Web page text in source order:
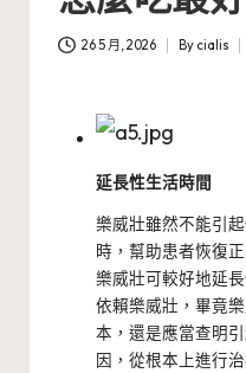
26 5 月, 2026
Posted
By cialis
延長性生活時間
樂威壯雖然不能引
時，幫助患者恢復
樂威壯可較好地延
依賴樂威壯，畢竟
本，還是應當查明
因，從根本上進行治